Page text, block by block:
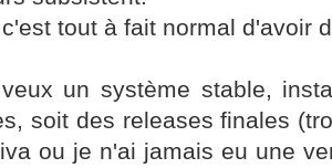
tout à fait normal d'avoir
un système stable,
soit des releases finales
ou je n'ai jamais eu une